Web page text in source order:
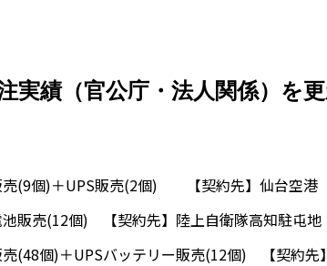
実績（官公庁・法人関係）を更
売(9個)＋UPS販売(2個) 【契約先】仙台空
池販売(12個) 【契約先】陸上自衛隊高知駐屯
売(48個)＋UPSバッテリー販売(12個) 【契約